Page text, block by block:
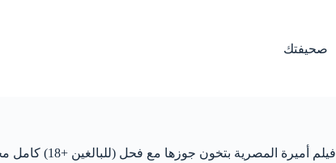
صحيفتك
فيلم أميرة المصرية بتخون جوزها مع فحل (للبالغين +18) كامل مجانا